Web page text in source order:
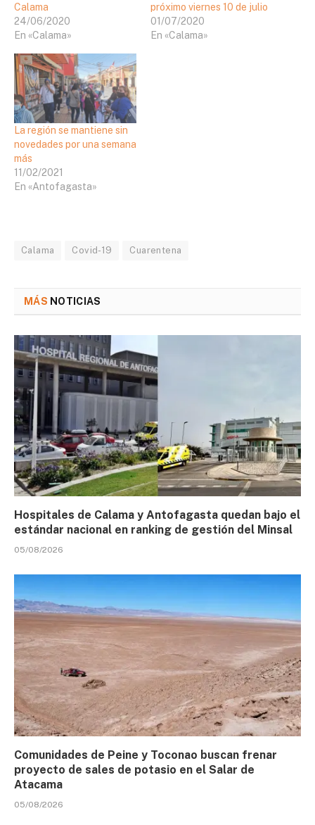
Calama
24/06/2020
En «Calama»
próximo viernes 10 de julio
01/07/2020
En «Calama»
La región se mantiene sin
novedades por una semana
más
11/02/2021
En «Antofagasta»
Calama Covid-19 Cuarentena
MÁS NOTICIAS
Hospitales de Calama y Antofagasta quedan bajo el
estándar nacional en ranking de gestión del Minsal
05/08/2026
Comunidades de Peine y Toconao buscan frenar
proyecto de sales de potasio en el Salar de
Atacama
05/08/2026